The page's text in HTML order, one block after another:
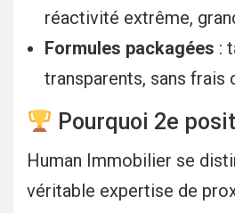
réactivité extrême,
Formules packagées :
transparents, sans frais
Pourquoi 2e
Human Immobilier se
véritable expertise de